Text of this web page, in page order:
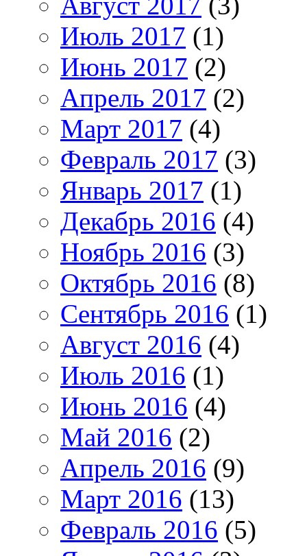
Июль 2017 (1)
Июнь 2017 (2)
Апрель 2017 (2)
Март 2017 (4)
Февраль 2017 (3)
Январь 2017 (1)
Декабрь 2016 (4)
Ноябрь 2016 (3)
Октябрь 2016 (8)
Сентябрь 2016 (1)
Август 2016 (4)
Июль 2016 (1)
Июнь 2016 (4)
Май 2016 (2)
Апрель 2016 (9)
Март 2016 (13)
Февраль 2016 (5)